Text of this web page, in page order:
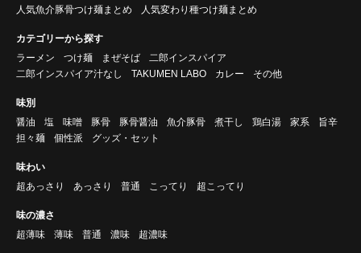
人気魚介豚骨つけ麺まとめ
人気変わり種つけ麺まとめ
カテゴリーから探す
ラーメン
つけ麺 まぜそば
二郎インスパイア
二郎インスパイア汁なし
TAKUMEN LABO カレー その他
味別
醤油
塩 味噌 豚骨 豚骨醤油 魚介豚骨 煮干し 鶏白湯 家系
旨辛
担々麺
個性派 グッズ・セット
味わい
超あっさり
あっさり 普通 こってり 超こってり
味の濃さ
超薄味
薄味 普通 濃味 超濃味